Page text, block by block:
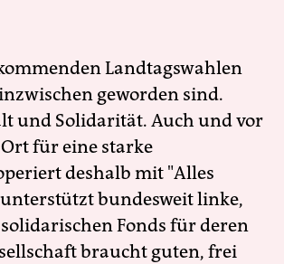
Landtagswahlen
geworden sind.
und Solidarität. Auch und vor
für eine starke
deshalb mit "Alles
bundesweit linke,
Fonds für deren
braucht guten, frei